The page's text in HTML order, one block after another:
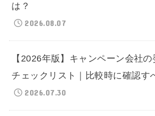
は？
2026.08.07
【2026年版】キャンペーン会社
チェックリスト｜比較時に確認す
2026.07.30